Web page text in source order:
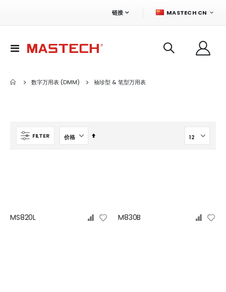
链接
语
MASTECH CN
切
数字万用表 (DMM) 袖珍型 & 笔型万用表
FILTER
设
MS820L M830B